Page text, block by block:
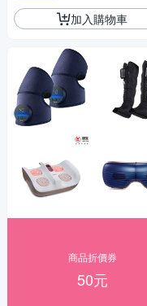
加入購物車
商品折價券
50元